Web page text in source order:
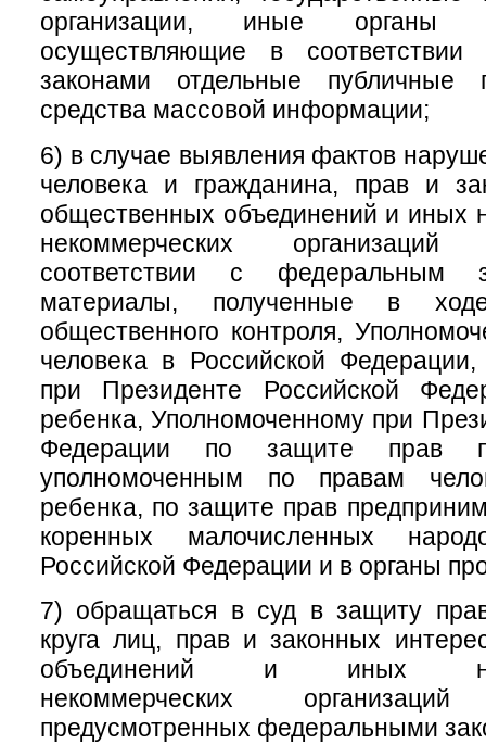
организации, иные органы
осуществляющие в
законами отдельные
средства массовой информации;
6) в случае выявления фактов
человека и гражданина, прав и
общественных объединений и иных
некоммерческих
соответствии с федеральным
материалы, полученные в
общественного контроля,
человека в Российской
при Президенте Российской
ребенка, Уполномоченному при
Федерации по защите прав
уполномоченным по правам
ребенка, по защите прав
коренных малочисленных
Российской Федерации и в органы
7) обращаться в суд в защиту
круга лиц, прав и законных
объединений и иных
некоммерческих
предусмотренных федеральными